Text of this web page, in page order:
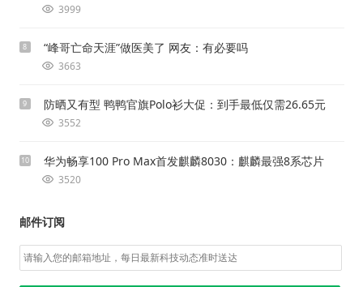
3999
8 “峰哥亡命天涯”做医美了 网友：有必要吗
3663
9 防晒又有型 鸭鸭官旗Polo衫大促：到手最低仅需26.65元
3552
10 华为畅享100 Pro Max首发麒麟8030：麒麟最强8系芯片
3520
邮件订阅